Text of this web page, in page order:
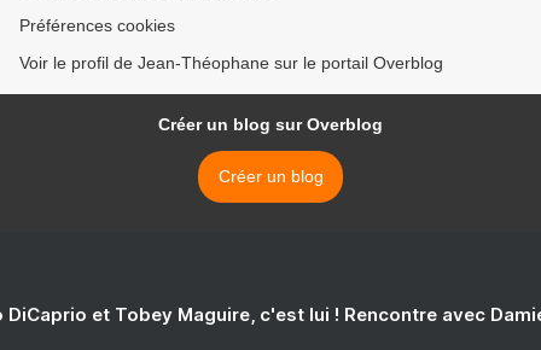
Préférences cookies
Voir le profil de Jean-Théophane sur le portail Overblog
Créer un blog sur Overblog
Créer un blog
DiCaprio et Tobey Maguire, c'est lui ! Rencontre avec